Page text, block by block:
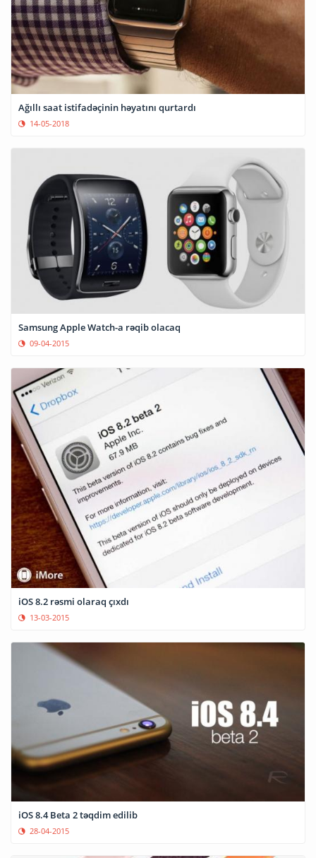
Ağıllı saat istifadəçinin həyatını qurtardı
14-05-2018
Samsung Apple Watch-a rəqib olacaq
09-04-2015
iOS 8.2 rəsmi olaraq çıxdı
13-03-2015
iOS 8.4 Beta 2 təqdim edilib
28-04-2015